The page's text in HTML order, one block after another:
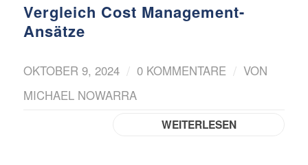
Vergleich Cost Management-
Ansätze
OKTOBER 9, 2024 / 0 KOMMENTARE / VON
MICHAEL NOWARRA
WEITERLESEN